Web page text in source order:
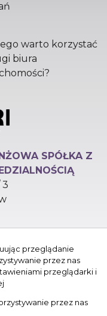
warto korzystać
biura
SPÓŁKA Z
3
tu
przeglądanie
przez nas
przeglądarki i
przez nas